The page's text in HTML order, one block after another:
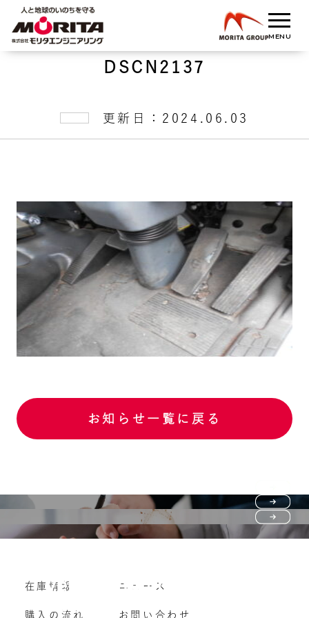
DSCN2137
更新日：2024.06.03
お知らせ一覧に戻る
購入の流れ
よくいただくご質問
Vehicle purchase
車両買い取り
在庫情報
購入の流れ
ニュース
お問い合わせ